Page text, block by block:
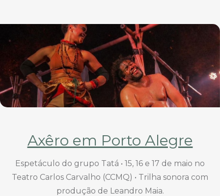
Axêro em Porto Alegre
Espetáculo do grupo Tatá • 15, 16 e 17 de maio no
Teatro Carlos Carvalho (CCMQ) • Trilha sonora com
produção de Leandro Maia.